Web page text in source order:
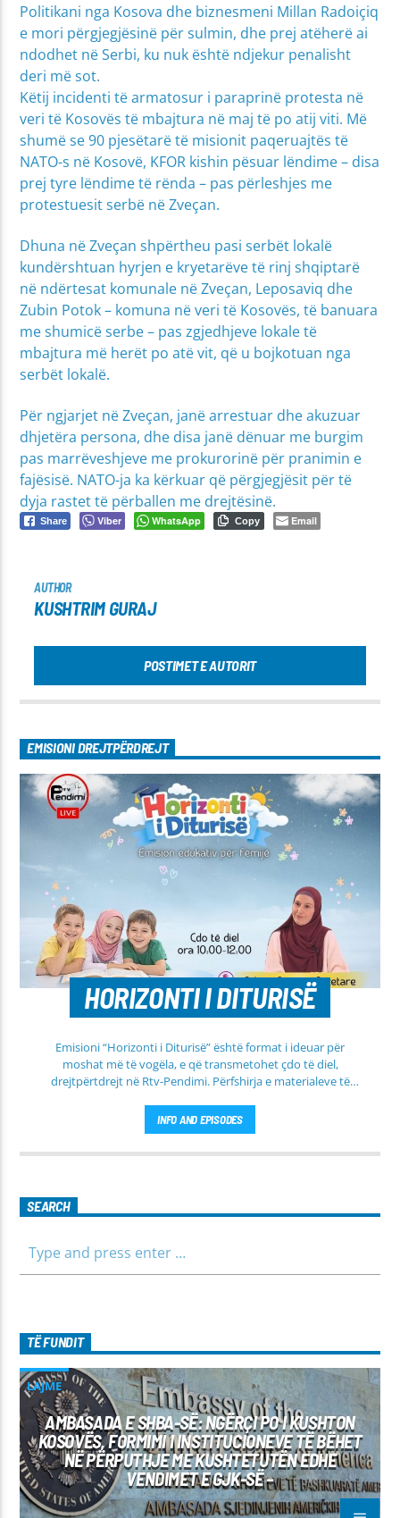
Politikani nga Kosova dhe biznesmeni Millan Radoiçiq
e mori përgjegjësinë për sulmin, dhe prej atëherë ai
ndodhet në Serbi, ku nuk është ndjekur penalisht
deri më sot.
Këtij incidenti të armatosur i paraprinë protesta në
veri të Kosovës të mbajtura në maj të po atij viti. Më
shumë se 90 pjesëtarë të misionit paqeruajtës të
NATO-s në Kosovë, KFOR kishin pësuar lëndime – disa
prej tyre lëndime të rënda – pas përleshjes me
protestuesit serbë në Zveçan.
Dhuna në Zveçan shpërtheu pasi serbët lokalë
kundërshtuan hyrjen e kryetarëve të rinj shqiptarë
në ndërtesat komunale në Zveçan, Leposaviq dhe
Zubin Potok – komuna në veri të Kosovës, të banuara
me shumicë serbe – pas zgjedhjeve lokale të
mbajtura më herët po atë vit, që u bojkotuan nga
serbët lokalë.
Për ngjarjet në Zveçan, janë arrestuar dhe akuzuar
dhjetëra persona, dhe disa janë dënuar me burgim
pas marrëveshjeve me prokurorinë për pranimin e
fajësisë. NATO-ja ka kërkuar që përgjegjësit për të
dyja rastet të përballen me drejtësinë.
Share Viber WhatsApp Copy Email
AUTHOR
KUSHTRIM GURAJ
POSTIMET E AUTORIT
EMISIONI DREJTPËRDREJT
HORIZONTI I DITURISË
Emisioni “Horizonti i Diturisë” është format i ideuar për
moshat më të vogëla, e që transmetohet çdo të diel,
drejtpërtdrejt në Rtv-Pendimi. Përfshirja e materialeve të
rrugën e duhur të besimit Islam, janë pikësynimi kryesor i
të jemi më afër dëgjuesve të rinj, komunikojmë së bashku me
kanë, por edhe përfitimin e njohurive të reja. Çdo të diel, ora
10:00-12:00 Moderatore: Luljeta Beqiri Kontakti: Viber: +383
INFO AND EPISODES
SEARCH
TË FUNDIT
LAJME
AMBASADA E SHBA-SË: NGËRÇI PO I KUSHTON
KOSOVËS, FORMIMI I INSTITUCIONEVE TË BËHET
NË PËRPUTHJE ME KUSHTETUTËN EDHE
VENDIMET E GJK-SË –